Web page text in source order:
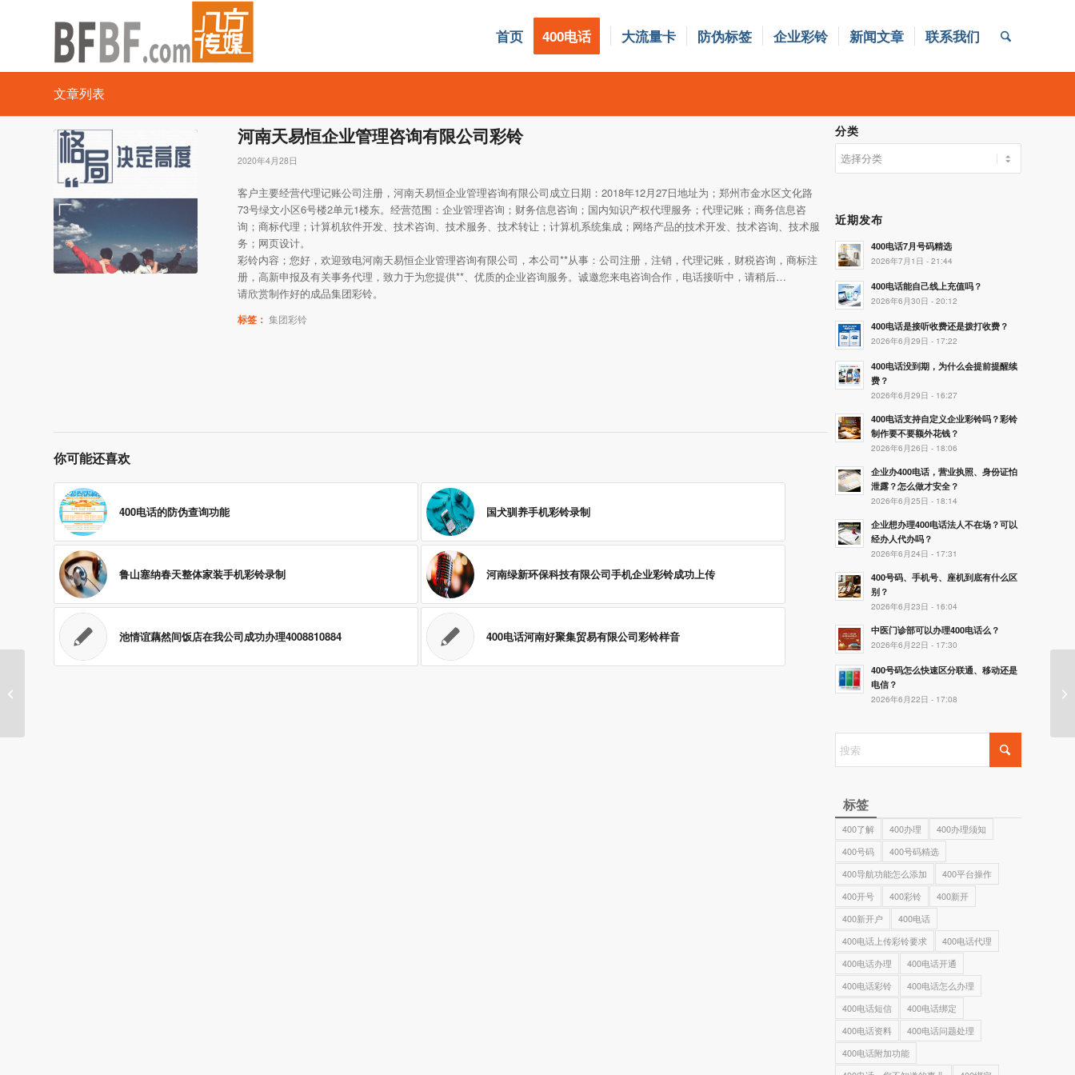
首页 400电话 大流量卡 防伪标签 企业彩铃 新闻文章 联系我们
文章列表
河南天易恒企业管理咨询有限公司彩铃
2020年4月28日
客户主要经营代理记账公司注册，河南天易恒企业管理咨询有限公司成立日期：2018年12月27日地址为；郑州市金水区文化路
73号绿文小区6号楼2单元1楼东。经营范围：企业管理咨询；财务信息咨询；国内知识产权代理服务；代理记账；商务信息咨
询；商标代理；计算机软件开发、技术咨询、技术服务、技术转让；计算机系统集成；网络产品的技术开发、技术咨询、技术服
务；网页设计。
彩铃内容；您好，欢迎致电河南天易恒企业管理咨询有限公司，本公司**从事：公司注册，注销，代理记账，财税咨询，商标注
册，高新申报及有关事务代理，致力于为您提供**、优质的企业咨询服务。诚邀您来电咨询合作，电话接听中，请稍后…
请欣赏制作好的成品集团彩铃。
标签： 集团彩铃
你可能还喜欢
400电话的防伪查询功能 国犬驯养手机彩铃录制
鲁山塞纳春天整体家装手机彩铃录制 河南绿新环保科技有限公司手机企业彩铃成功上传
池情谊藕然间饭店在我公司成功办理4008810884 400电话河南好聚集贸易有限公司彩铃样音
分类
类
近期发布
400电话7月号码精选
2026年7月1日 - 21:44
400电话能自己线上充值吗？
2026年6月30日 - 20:12
400电话是接听收费还是拨打收费？
2026年6月29日 - 17:22
400电话没到期，为什么会提前提醒续
费？
2026年6月29日 - 16:27
400电话支持自定义企业彩铃吗？彩铃
制作要不要额外花钱？
2026年6月26日 - 18:06
企业办400电话，营业执照、身份证怕
泄露？怎么做才安全？
2026年6月25日 - 18:14
企业想办理400电话法人不在场？可以
经办人代办吗？
2026年6月24日 - 17:31
400号码、手机号、座机到底有什么区
别？
2026年6月23日 - 16:04
中医门诊部可以办理400电话么？
2026年6月22日 - 17:30
400号码怎么快速区分联通、移动还是
电信？
2026年6月22日 - 17:08
标签
400了解 400办理
400办理须知
400号码
400号码精选
400导航功能怎么添加
400平台操作
400开号
400彩铃
400新开
400新开户
400电话
400电话上传彩铃要求
400电话代理
400电话办理
400电话开通
400电话彩铃
400电话怎么办理
400电话短信
400电话绑定
400电话资料
400电话问题处理
400电话附加功能